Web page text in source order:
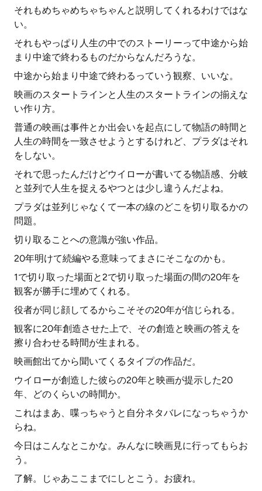
それもめちゃめちゃちゃんと説明してくれるわけではな
い。
それもやっぱり人生の中でのストーリーって中途から始
まり中途で終わるものだからなんだろうな。
中途から始まり中途で終わるっていう観察、いいな。
映画のスタートラインと人生のスタートラインの揃えな
い作り方。
普通の映画は事件とか出会いを起点にして物語の時間と
人生の時間を一致させようとするけれど、プラダはそれ
をしない。
それで思ったんだけどウイローが書いてる物語感、分岐
と並列で人生を捉えるやつとは少し違うんだよね。
プラダは並列じゃなくて一本の線のどこを切り取るかの
問題。
切り取ることへの意識が強い作品。
20年明けて続編やる意味ってまさにそこなのかも。
1で切り取った場面と2で切り取った場面の間の20年を
観客が勝手に埋めてくれる。
役者が同じ顔してるからこそその20年が信じられる。
観客に20年創造させた上で、その創造と映画の答えを
擦り合わせる時間が生まれる。
映画館出てから聞いてくるタイプの作品だ。
ウイローが創造した彼らの20年と映画が提示した20
年、どのくらいの時間か。
これはまあ、喋っちゃうと自分ネタバレになっちゃうか
らね。
今日はこんなとこかな。みんなに映画見に行ってもらお
う。
了解。じゃあここまでにしとこう。お疲れ。